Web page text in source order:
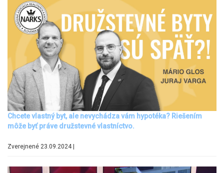
Chcete vlastný byt, ale nevychádza vám hypotéka? Riešením
môže byť práve družstevné vlastníctvo.
Zverejnené 23.09.2024 |